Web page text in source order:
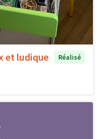
et ludique
Réalisé